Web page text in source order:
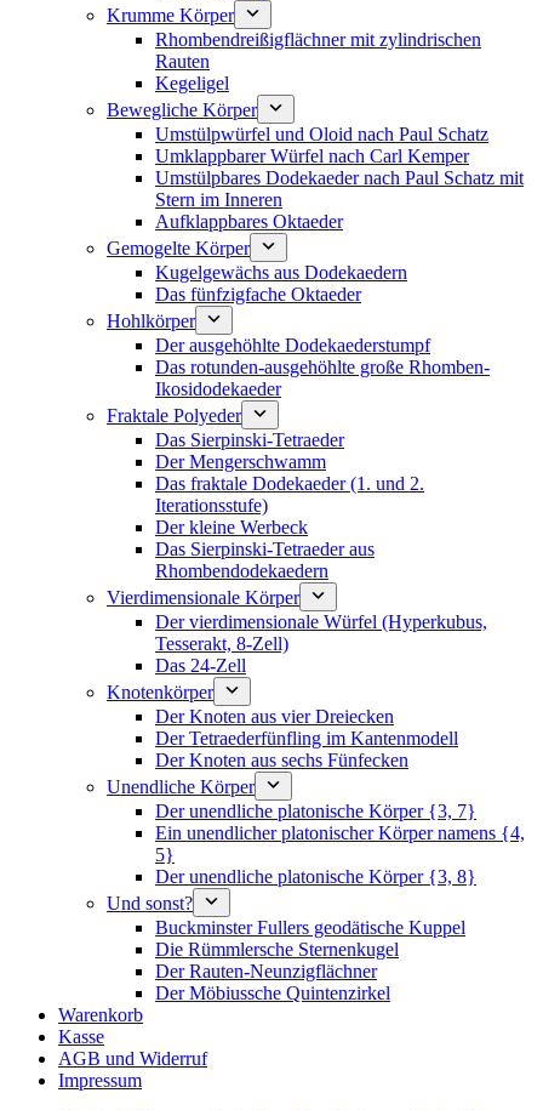
Krumme Körper
Rhombendreißigflächner mit zylindrischen
Rauten
Kegeligel
Bewegliche Körper
Umstülpwürfel und Oloid nach Paul Schatz
Umklappbarer Würfel nach Carl Kemper
Umstülpbares Dodekaeder nach Paul Schatz mit
Stern im Inneren
Aufklappbares Oktaeder
Gemogelte Körper
Kugelgewächs aus Dodekaedern
Das fünfzigfache Oktaeder
Hohlkörper
Der ausgehöhlte Dodekaederstumpf
Das rotunden-ausgehöhlte große Rhomben-
Ikosidodekaeder
Fraktale Polyeder
Das Sierpinski-Tetraeder
Der Mengerschwamm
Das fraktale Dodekaeder (1. und 2.
Iterationsstufe)
Der kleine Werbeck
Das Sierpinski-Tetraeder aus
Rhombendodekaedern
Vierdimensionale Körper
Der vierdimensionale Würfel (Hyperkubus,
Tesserakt, 8-Zell)
Das 24-Zell
Knotenkörper
Der Knoten aus vier Dreiecken
Der Tetraederfünfling im Kantenmodell
Der Knoten aus sechs Fünfecken
Unendliche Körper
Der unendliche platonische Körper {3, 7}
Ein unendlicher platonischer Körper namens {4,
5}
Der unendliche platonische Körper {3, 8}
Und sonst?
Buckminster Fullers geodätische Kuppel
Die Rümmlersche Sternenkugel
Der Rauten-Neunzigflächner
Der Möbiussche Quintenzirkel
Warenkorb
Kasse
AGB und Widerruf
Impressum